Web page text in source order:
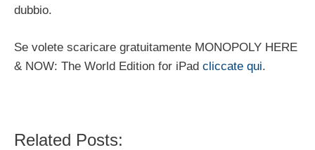
dubbio.
Se volete scaricare gratuitamente MONOPOLY HERE
& NOW: The World Edition for iPad cliccate qui.
Related Posts: